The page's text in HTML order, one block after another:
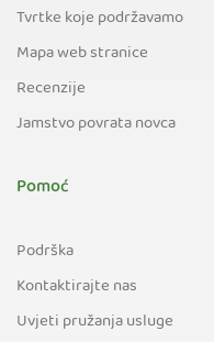
Tvrtke koje podržavamo
Mapa web stranice
Recenzije
Jamstvo povrata novca
Pomoć
Podrška
Kontaktirajte nas
Uvjeti pružanja usluge